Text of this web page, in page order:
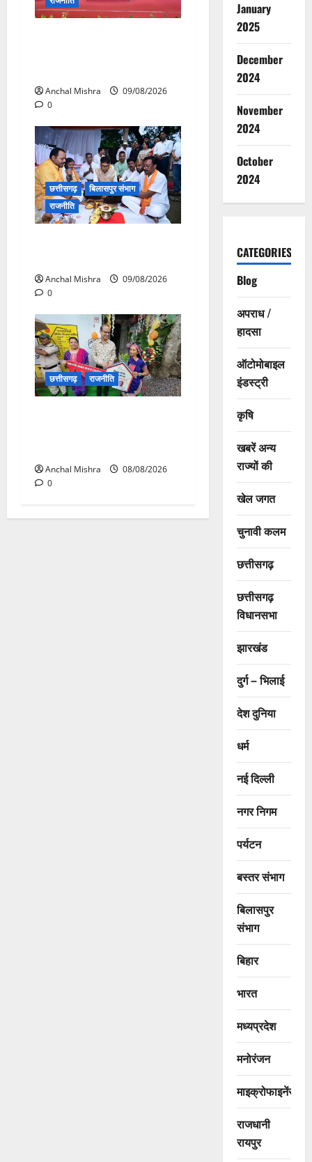
Anchal Mishra
09/08/2026
0
छत्तीसगढ़
बिलासपुर संभाग
राजनीति
Anchal Mishra
09/08/2026
0
छत्तीसगढ़ राजनीति
Anchal Mishra
08/08/2026
0
January
2025
December
2024
November
2024
October
2024
CATEGORIES
Blog
अपराध /
हादसा
ऑटोमोबाइल
इंडस्ट्री
कृषि
खबरें अन्य
राज्यों की
खेल जगत
चुनावी कलम
छत्तीसगढ़
छत्तीसगढ़
विधानसभा
झारखंड
दुर्ग – भिलाई
देश दुनिया
धर्म
नई दिल्ली
नगर निगम
पर्यटन
बस्तर संभाग
बिलासपुर
संभाग
बिहार
भारत
मध्यप्रदेश
मनोरंजन
माइक्रोफाइनेंस
राजधानी
रायपुर